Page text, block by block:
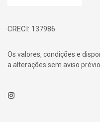
CRECI: 137986
Os valores, condições e
a alterações sem aviso prévio.
Instagram